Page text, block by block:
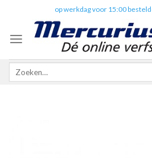
content
op werkdag voor 15:00
Zoeken